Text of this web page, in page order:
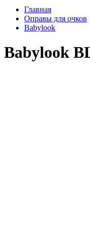
Главная
Оправы для очков
Babylook
Babylook